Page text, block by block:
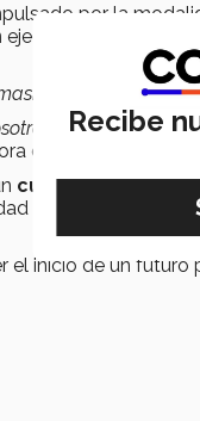
por la
ejecutiva y logística
cosas y se
sino con las
en diseño sonoro
cuento valenciano
para el
el inicio de un
Recibe